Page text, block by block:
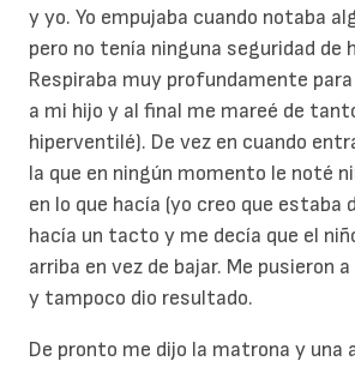
y yo. Yo empujaba cuando notaba
pero no tenía ninguna seguridad de
Respiraba muy profundamente
a mi hijo y al final me mareé de
hiperventilé). De vez en cuando
la que en ningún momento le noté
en lo que hacía (yo creo que estaba
hacía un tacto y me decía que el
arriba en vez de bajar. Me pusieron
y tampoco dio resultado.
De pronto me dijo la matrona y una